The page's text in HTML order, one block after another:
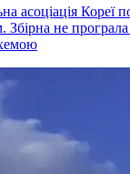
асоціація Кореї
Збірна не